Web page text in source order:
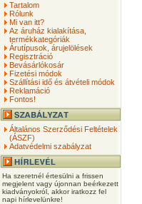
Tartalom
Rólunk
Mi van itt?
Az áruház kialakítása,
termékkategóriák
Árutípusok, árujelölések
Regisztráció
Bevásárlókosár
Fizetési módok
Szállítási idő és átvételi módok
Reklamáció
Fontos!
Általános Szerződési Feltételek
(ÁSZF)
Adatvédelmi szabályzat
Ha szeretnél értesülni a frissen
megjelent vagy újonnan beérkezett
kiadványokról, akkor iratkozz fel
napi hírlevelünkre!